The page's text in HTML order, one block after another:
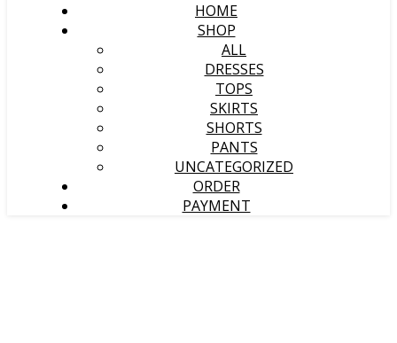
HOME
SHOP
ALL
DRESSES
TOPS
SKIRTS
SHORTS
PANTS
UNCATEGORIZED
ORDER
PAYMENT